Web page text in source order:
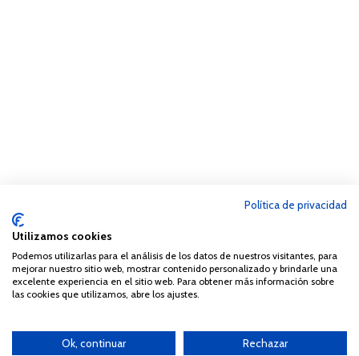
Política de privacidad
Utilizamos cookies
Podemos utilizarlas para el análisis de los datos de nuestros visitantes, para
mejorar nuestro sitio web, mostrar contenido personalizado y brindarle una
excelente experiencia en el sitio web. Para obtener más información sobre
las cookies que utilizamos, abre los ajustes.
Ok, continuar Rechazar